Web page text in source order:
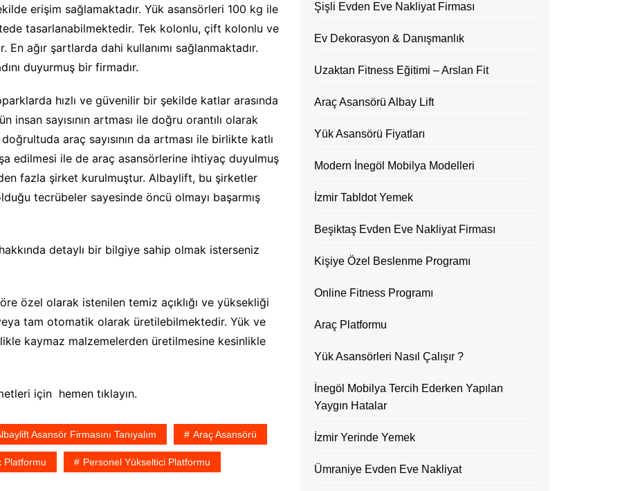
erişim sağlamaktadır. Yük asansörleri 100 kg ile
tasarlanabilmektedir. Tek kolonlu, çift kolonlu ve
ağır şartlarda dahi kullanımı sağlanmaktadır.
duyurmuş bir firmadır.
hızlı ve güvenilir bir şekilde katlar arasında
insan sayısının artması ile doğru orantılı olarak
araç sayısının da artması ile birlikte katlı
edilmesi ile de araç asansörlerine ihtiyaç duyulmuş
fazla şirket kurulmuştur. Albaylift, bu şirketler
tecrübeler sayesinde öncü olmayı başarmış
detaylı bir bilgiye sahip olmak isterseniz
özel olarak istenilen temiz açıklığı ve yüksekliği
tam otomatik olarak üretilebilmektedir. Yük ve
kaymaz malzemelerden üretilmesine kesinlikle
için hemen tıklayın.
Asansör Firmasını Tanıyalım Araç Asansörü
Platformu Personel Yükseltici Platformu
Şişli Evden Eve Nakliyat Firması
Ev Dekorasyon & Danışmanlık
Uzaktan Fitness Eğitimi – Arslan Fit
Araç Asansörü Albay Lift
Yük Asansörü Fiyatları
Modern İnegöl Mobilya Modelleri
İzmir Tabldot Yemek
Beşiktaş Evden Eve Nakliyat Firması
Kişiye Özel Beslenme Programı
Online Fitness Programı
Araç Platformu
Yük Asansörleri Nasıl Çalışır ?
İnegöl Mobilya Tercih Ederken Yapılan
Yaygın Hatalar
İzmir Yerinde Yemek
Ümraniye Evden Eve Nakliyat